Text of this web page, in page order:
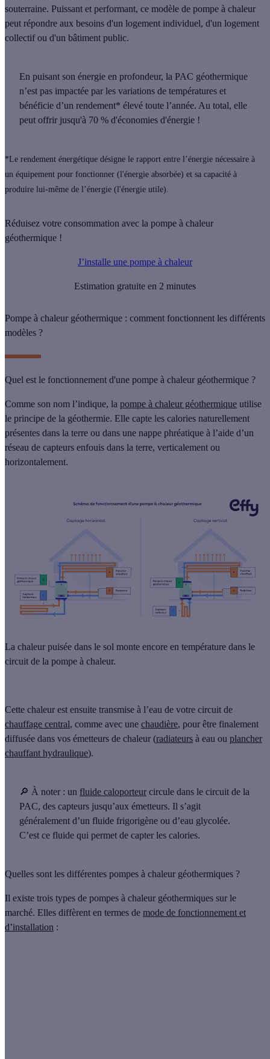
souterraine. Puissant et performant, ce modèle de pompe à chaleur
peut répondre aux besoins d'un logement individuel, d'un logement
collectif ou d'un bâtiment public.
En puisant son énergie en profondeur, la PAC géothermique
n’est pas impactée par les variations de températures et
bénéficie d’un rendement* élevé toute l’année. Au total, elle
peut offrir jusqu'à 70 % d'économies d'énergie !
*Le rendement énergétique désigne le rapport entre l’énergie nécessaire à
un équipement pour fonctionner (l'énergie absorbée) et sa capacité à
produire lui-même de l’énergie (l'énergie utile).
Réduisez votre consommation avec la pompe à chaleur
géothermique !
J’installe une pompe à chaleur
Estimation gratuite en 2 minutes
Pompe à chaleur géothermique : comment fonctionnent les différents
modèles ?
Quel est le fonctionnement d'une pompe à chaleur géothermique ?
Comme son nom l’indique, la pompe à chaleur géothermique utilise
le principe de la géothermie. Elle capte les calories naturellement
présentes dans la terre ou dans une nappe phréatique à l’aide d’un
réseau de capteurs enfouis dans la terre, verticalement ou
horizontalement.
La chaleur puisée dans le sol monte encore en température dans le
circuit de la pompe à chaleur.
Cette chaleur est ensuite transmise à l’eau de votre circuit de
chauffage central, comme avec une chaudière, pour être finalement
diffusée dans vos émetteurs de chaleur (radiateurs à eau ou plancher
chauffant hydraulique).
🔎 À noter : un fluide caloporteur circule dans le circuit de la
PAC, des capteurs jusqu’aux émetteurs. Il s’agit
généralement d’un fluide frigorigène ou d’eau glycolée.
C’est ce fluide qui permet de capter les calories.
Quelles sont les différentes pompes à chaleur géothermiques ?
Il existe trois types de pompes à chaleur géothermiques sur le
marché. Elles diffèrent en termes de mode de fonctionnement et
d’installation :